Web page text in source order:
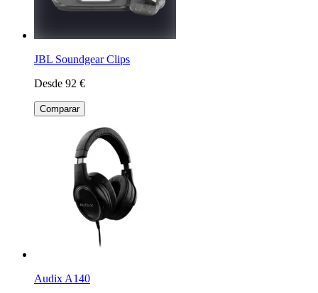
JBL Soundgear Clips
Desde 92 €
Comparar
Audix A140